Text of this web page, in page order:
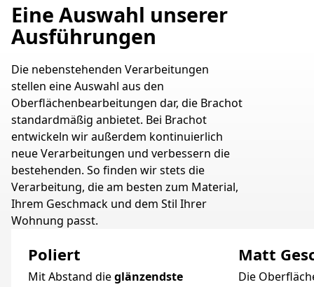
Eine Auswahl unserer
Ausführungen
Die nebenstehenden Verarbeitungen
stellen eine Auswahl aus den
Oberflächenbearbeitungen dar, die Brachot
standardmäßig anbietet. Bei Brachot
entwickeln wir außerdem kontinuierlich
neue Verarbeitungen und verbessern die
bestehenden. So finden wir stets die
Verarbeitung, die am besten zum Material,
Ihrem Geschmack und dem Stil Ihrer
Wohnung passt.
Poliert
Mit Abstand dieglänzendste
Matt
Die